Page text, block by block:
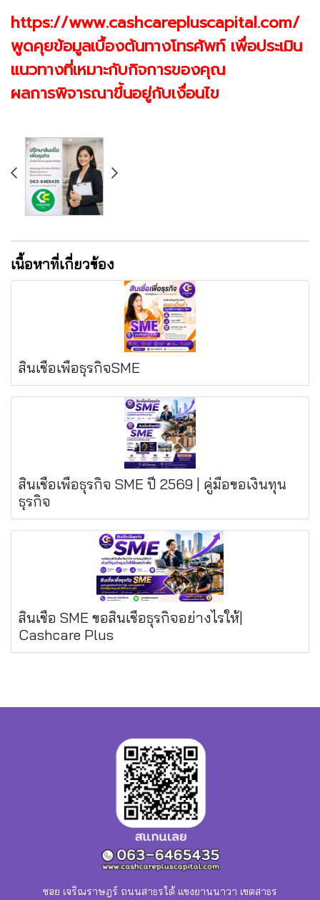
https://www.cashcarepluscapital.com/
พูดคุยข้อมูลเบื้องต้นทางโทรศัพท์ เพื่อประเมิน
แนวทางที่เหมาะกับกิจการของคุณ
ผลการพิจารณาขึ้นอยู่กับเงื่อนไข
เนื้อหาที่เกี่ยวข้อง
สินเชื่อเพื่อธุรกิจSME
สินเชื่อเพื่อธุรกิจ SME ปี 2569 | คู่มือขอเงินทุน
ธุรกิจ
สินเชื่อ SME ขอสินเชื่อธุรกิจอย่างไรให้|
Cashcare Plus
ซอย เจริณราษฎร์ ถนนสาธรใต้ แขงยานนาวา เขตสาธร